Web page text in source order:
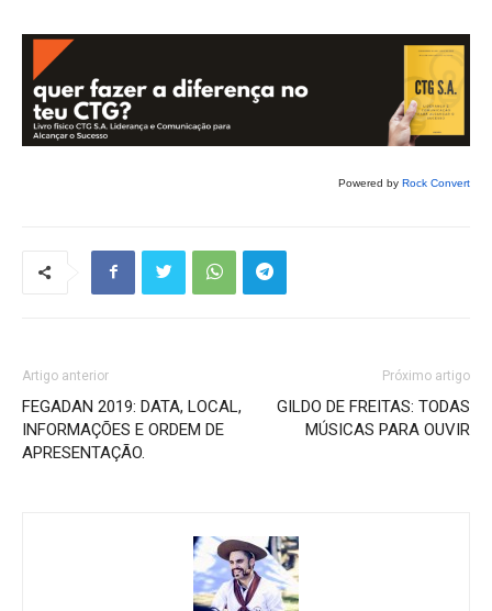
Powered by Rock Convert
Artigo anterior
FEGADAN 2019: DATA, LOCAL,
INFORMAÇÕES E ORDEM DE
APRESENTAÇÃO.
Próximo artigo
GILDO DE FREITAS: TODAS
MÚSICAS PARA OUVIR